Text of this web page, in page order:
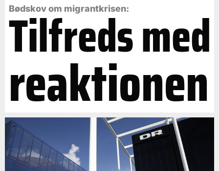
Bødskov om migrantkrisen:
Tilfreds med
reaktionen